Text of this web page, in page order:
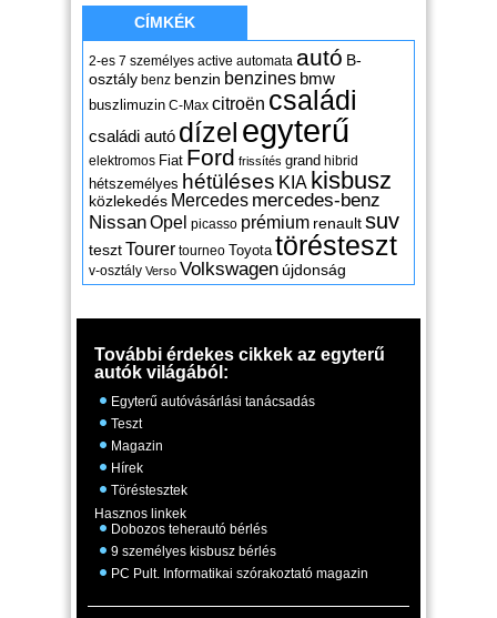
CÍMKÉK
2-es 7 személyes active automata autó B-
osztály benz benzin benzines bmw
buszlimuzin C-Max citroën családi
családi autó dízel egyterű
elektromos Fiat Ford frissítés grand hibrid
hétszemélyes hétüléses KIA kisbusz
közlekedés Mercedes mercedes-benz
NissanOpel picasso prémium renaultsuv
tesztTourer tourneo Toyota törésteszt
v-osztály Verso Volkswagen újdonság
További érdekes cikkek az egyterű
autók világából:
Egyterű autóvásárlási tanácsadás
Teszt
Magazin
Hírek
Töréstesztek
Hasznos linkek
Dobozos teherautó bérlés
9 személyes kisbusz bérlés
PC Pult. Informatikai szórakoztató magazin